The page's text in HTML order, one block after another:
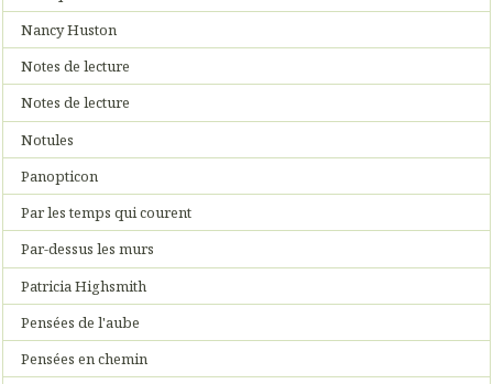
Nancy Huston
Notes de lecture
Notes de lecture
Notules
Panopticon
Par les temps qui courent
Par-dessus les murs
Patricia Highsmith
Pensées de l'aube
Pensées en chemin